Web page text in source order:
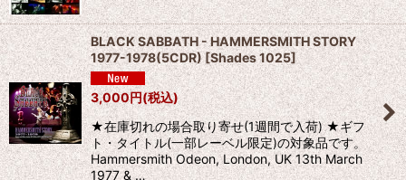
BLACK SABBATH - HAMMERSMITH STORY
1977-1978(5CDR)[Shades 1025]
3,000円(税込)
★在庫切れの場合取り寄せ(1週間で入荷) ★ギフ
ト・タイトル(一部レーベル限定)の対象品です。
Hammersmith Odeon, London, UK 13th March
1977 & …